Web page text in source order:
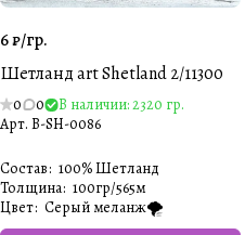
6 ₽/гр.
Шетланд art Shetland 2/11300
0 0
В наличии: 2320 гр.
Арт. B-SH-0086
Состав: 100% Шетланд
Толщина: 100гр/565м
Цвет: Серый меланж🌪️